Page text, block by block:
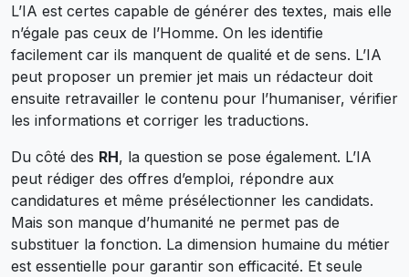
L’IA est certes capable de générer des textes, mais elle
n’égale pas ceux de l’Homme. On les identifie
facilement car ils manquent de qualité et de sens. L’IA
peut proposer un premier jet mais un rédacteur doit
ensuite retravailler le contenu pour l’humaniser, vérifier
les informations et corriger les traductions.
Du côté des RH, la question se pose également. L’IA
peut rédiger des offres d’emploi, répondre aux
candidatures et même présélectionner les candidats.
Mais son manque d’humanité ne permet pas de
substituer la fonction. La dimension humaine du métier
est essentielle pour garantir son efficacité. Et seule